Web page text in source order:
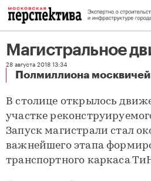
Магистральное
28 августа 2018 13:34
Полмиллиона
Магистральное движение
В столице открылось
участке
Запуск магистрали стал
важнейшего этапа
транспортного каркаса